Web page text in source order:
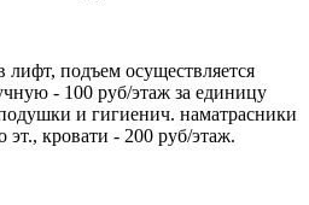
лифт, подъем осуществляется
- 100 руб/этаж за единицу
и гигиенич. наматрасники
эт., кровати - 200 руб/этаж.